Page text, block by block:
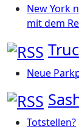
New York
mit dem
Neue
Totstellen?